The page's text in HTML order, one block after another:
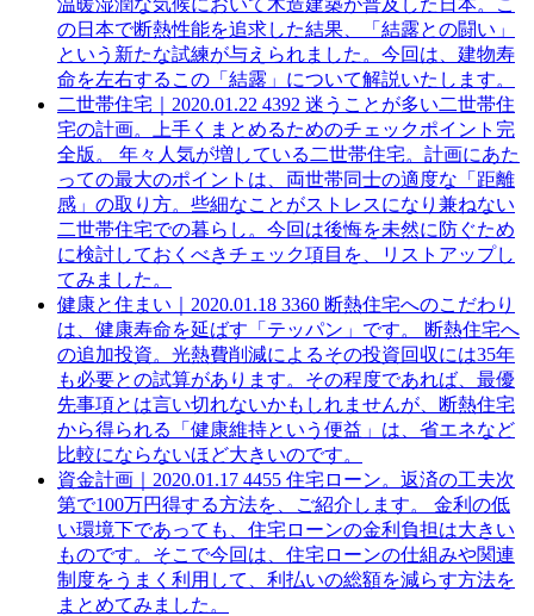
温暖湿潤な気候において木造建築が普及した日本。こ
の日本で断熱性能を追求した結果、「結露との闘い」
という新たな試練が与えられました。今回は、建物寿
命を左右するこの「結露」について解説いたします。
二世帯住宅｜ 2020.01.22 4392 迷うことが多い二世帯住
宅の計画。上手くまとめるためのチェックポイント完
全版。
年々人気が増している二世帯住宅。計画にあた
っての最大のポイントは、両世帯同士の適度な「距離
感」の取り方。些細なことがストレスになり兼ねない
二世帯住宅での暮らし。今回は後悔を未然に防ぐため
に検討しておくべきチェック項目を、リストアップし
てみました。
健康と住まい｜ 2020.01.18 3360 断熱住宅へのこだわり
は、健康寿命を延ばす「テッパン」です。
断熱住宅へ
の追加投資。光熱費削減によるその投資回収には35年
も必要との試算があります。その程度であれば、最優
先事項とは言い切れないかもしれませんが、断熱住宅
から得られる「健康維持という便益」は、省エネなど
比較にならないほど大きいのです。
資金計画｜ 2020.01.17 4455 住宅ローン。返済の工夫次
第で100万円得する方法を、ご紹介します。
金利の低
い環境下であっても、住宅ローンの金利負担は大きい
ものです。そこで今回は、住宅ローンの仕組みや関連
制度をうまく利用して、利払いの総額を減らす方法を
まとめてみました。